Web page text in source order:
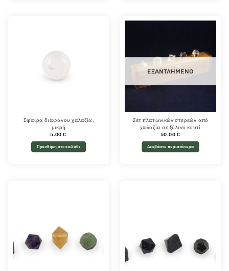
Σφαίρα διάφανου χαλαζία,
μικρή
5.00€
Προσθήκη στο καλάθι
ΕΞΑΝΤΛΗΜΈΝΟ
Σετ πλατωνικών στερεών από
χαλαζία σε ξύλινο κουτί
50.00 €
Διαβάστε περισσότερα